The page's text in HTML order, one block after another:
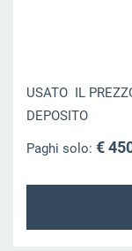
USATO IL
DEPOSITO
Paghi solo: €